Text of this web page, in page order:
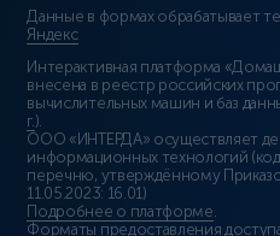
Данные в формах обрабатывает
Яндекс
Интерактивная платформа
внесена в реестр российских
вычислительных машин и баз
г.).
ООО «ИНТЕРДА» осуществляет
информационных технологий
перечню, утверждённому
11.05.2023: 16.01)
Подробнее о платформе.
Форматы предоставления